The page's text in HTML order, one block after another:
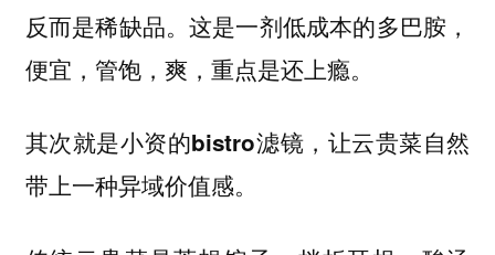
反而是稀缺品。这是一剂低成本的多巴胺，
便宜，管饱，爽，重点是还上瘾。
其次就是小资的bistro滤镜，让云贵菜自然
带上一种异域价值感。